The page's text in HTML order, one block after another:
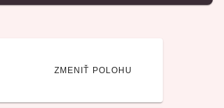
ZMENIŤ POLOHU